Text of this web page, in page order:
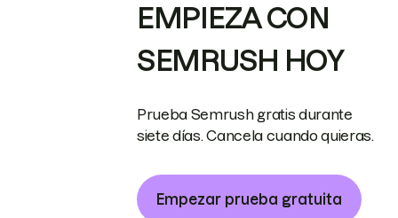
EMPIEZA CON
SEMRUSH HOY
Prueba Semrush gratis durante
siete días. Cancela cuando quieras.
Empezar prueba gratuita